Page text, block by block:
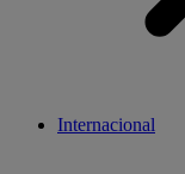
Internacional